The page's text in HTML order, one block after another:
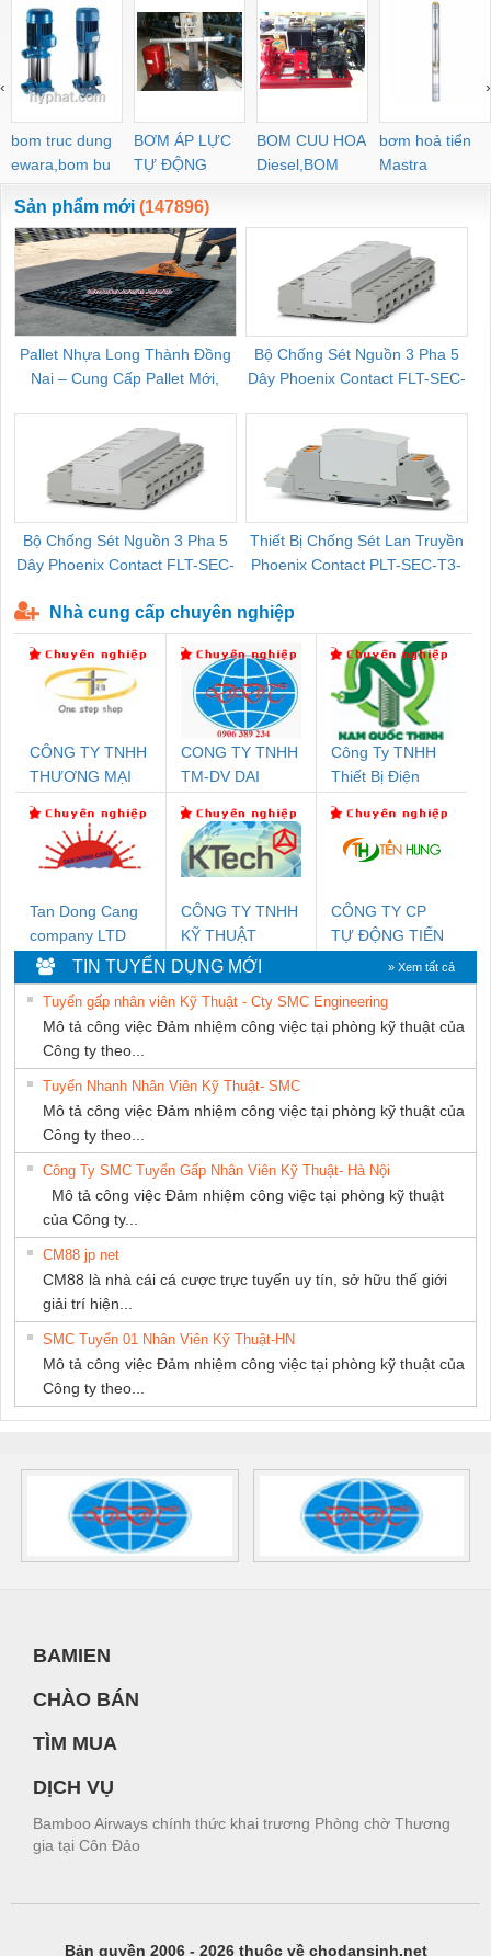
bom truc dung
ewara,bom bu
ewara
BƠM ÁP LỰC
TỰ ĐỘNG
BOM CUU HOA
Diesel,BOM
CHUA CHAY
bơm hoả tiển
Mastra
‹ ›
Sản phẩm mới (147896)
Pallet Nhựa Long Thành Đồng
Nai – Cung Cấp Pallet Mới,
Bộ Chống Sét Nguồn 3 Pha 5
Dây Phoenix Contact FLT-SEC-
Bộ Chống Sét Nguồn 3 Pha 5
Dây Phoenix Contact FLT-SEC-
Thiết Bị Chống Sét Lan Truyền
Phoenix Contact PLT-SEC-T3-
Nhà cung cấp chuyên nghiệp
CÔNG TY TNHH
THƯƠNG MẠI
NAM
CONG TY TNHH
TM-DV DAI
Công Ty TNHH
Thiết Bị Điện
Tan Dong Cang
company LTD
CÔNG TY TNHH
KỸ THUẬT
KTECH VIỆT
NAM
CÔNG TY CP
TỰ ĐỘNG TIẾN
TIN TUYỂN DỤNG MỚI » Xem tất cả
Tuyển gấp nhân viên Kỹ Thuật - Cty SMC Engineering
Mô tả công việc Đảm nhiệm công việc tại phòng kỹ thuật của
Công ty theo...
Tuyển Nhanh Nhân Viên Kỹ Thuật- SMC
Mô tả công việc Đảm nhiệm công việc tại phòng kỹ thuật của
Công ty theo...
Công Ty SMC Tuyển Gấp Nhân Viên Kỹ Thuật- Hà Nội
Mô tả công việc Đảm nhiệm công việc tại phòng kỹ thuật
của Công ty...
CM88 jp net
CM88 là nhà cái cá cược trực tuyến uy tín, sở hữu thế giới
giải trí hiện...
SMC Tuyển 01 Nhân Viên Kỹ Thuật-HN
Mô tả công việc Đảm nhiệm công việc tại phòng kỹ thuật của
Công ty theo...
BAMIEN
CHÀO BÁN
TÌM MUA
DỊCH VỤ
Bamboo Airways chính thức khai trương Phòng chờ Thương
gia tại Côn Đảo
Bản quyền 2006 - 2026 thuộc về chodansinh.net